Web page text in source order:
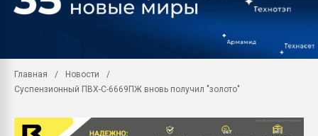
заводу пластмасс"
Подмосковье, Москва
Главная
Новости
Суспензионный ПВХ-С-6669ПЖ вновь получил "золото"